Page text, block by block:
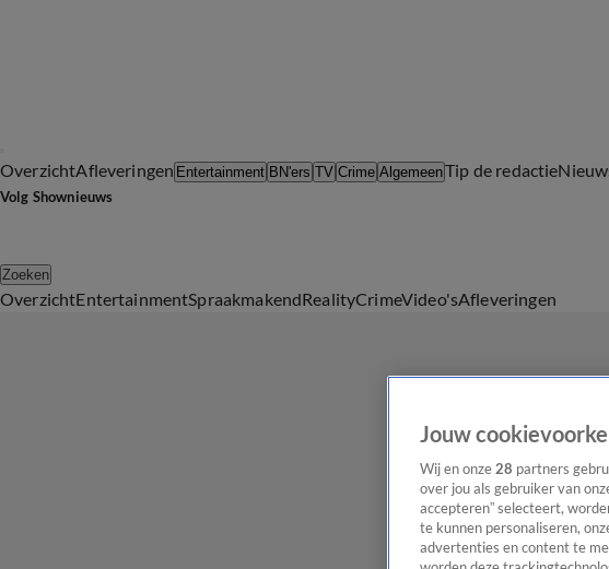
OverzichtAfleveringen Entertainment BN'ers TV Crime AlgemeenTip de redactie
Volg Shownieuws
Zoeken
OverzichtEntertainmentSpraakmakendRealityCrimeVideo'sAfleveringen
Jouw
Wij en onze 28 partners
over jou als gebruiker van
accepteren” selecteert,
te kunnen personaliseren,
advertenties en content te